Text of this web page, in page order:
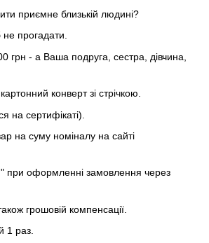
приємне близькій людині?
не прогадати.
- а Ваша подруга, сестра, дівчина,
конверт зі стрічкою.
на сертифікаті).
на суму номіналу на сайті
при оформленні замовлення через
грошовій компенсації.
1 раз.